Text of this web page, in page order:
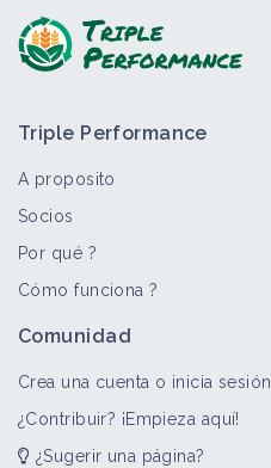
Triple Performance
A proposito
Socios
Por qué ?
Cómo funciona ?
Comunidad
Crea una cuenta o inicia sesión
¿Contribuir? ¡Empieza aquí!
¿Sugerir una página?